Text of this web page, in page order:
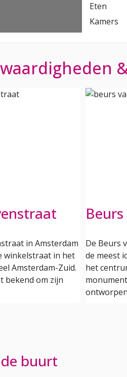
Eten
Kamers
in Amsterdam
winkelstraat in het
Amsterdam-Zuid.
bekend om zijn
De Beurs
de meest
het
buurt